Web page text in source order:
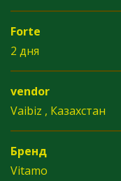
Forte
2 дня
vendor
Vaibiz , Казахстан
Бренд
Vitamo